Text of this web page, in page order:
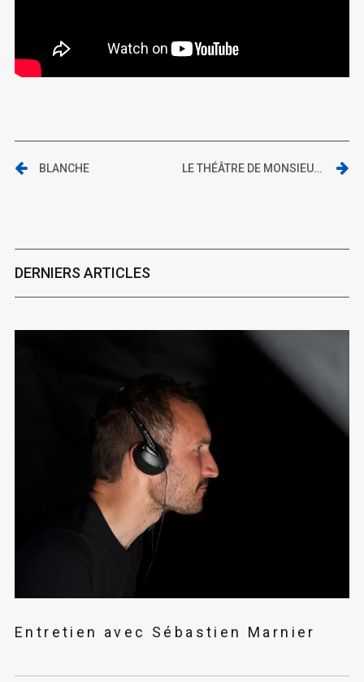
BLANCHE LE THÉÂTRE DE MONSIEUR ET MADAME KABAL
DERNIERS ARTICLES
Entretien avec Sébastien Marnier